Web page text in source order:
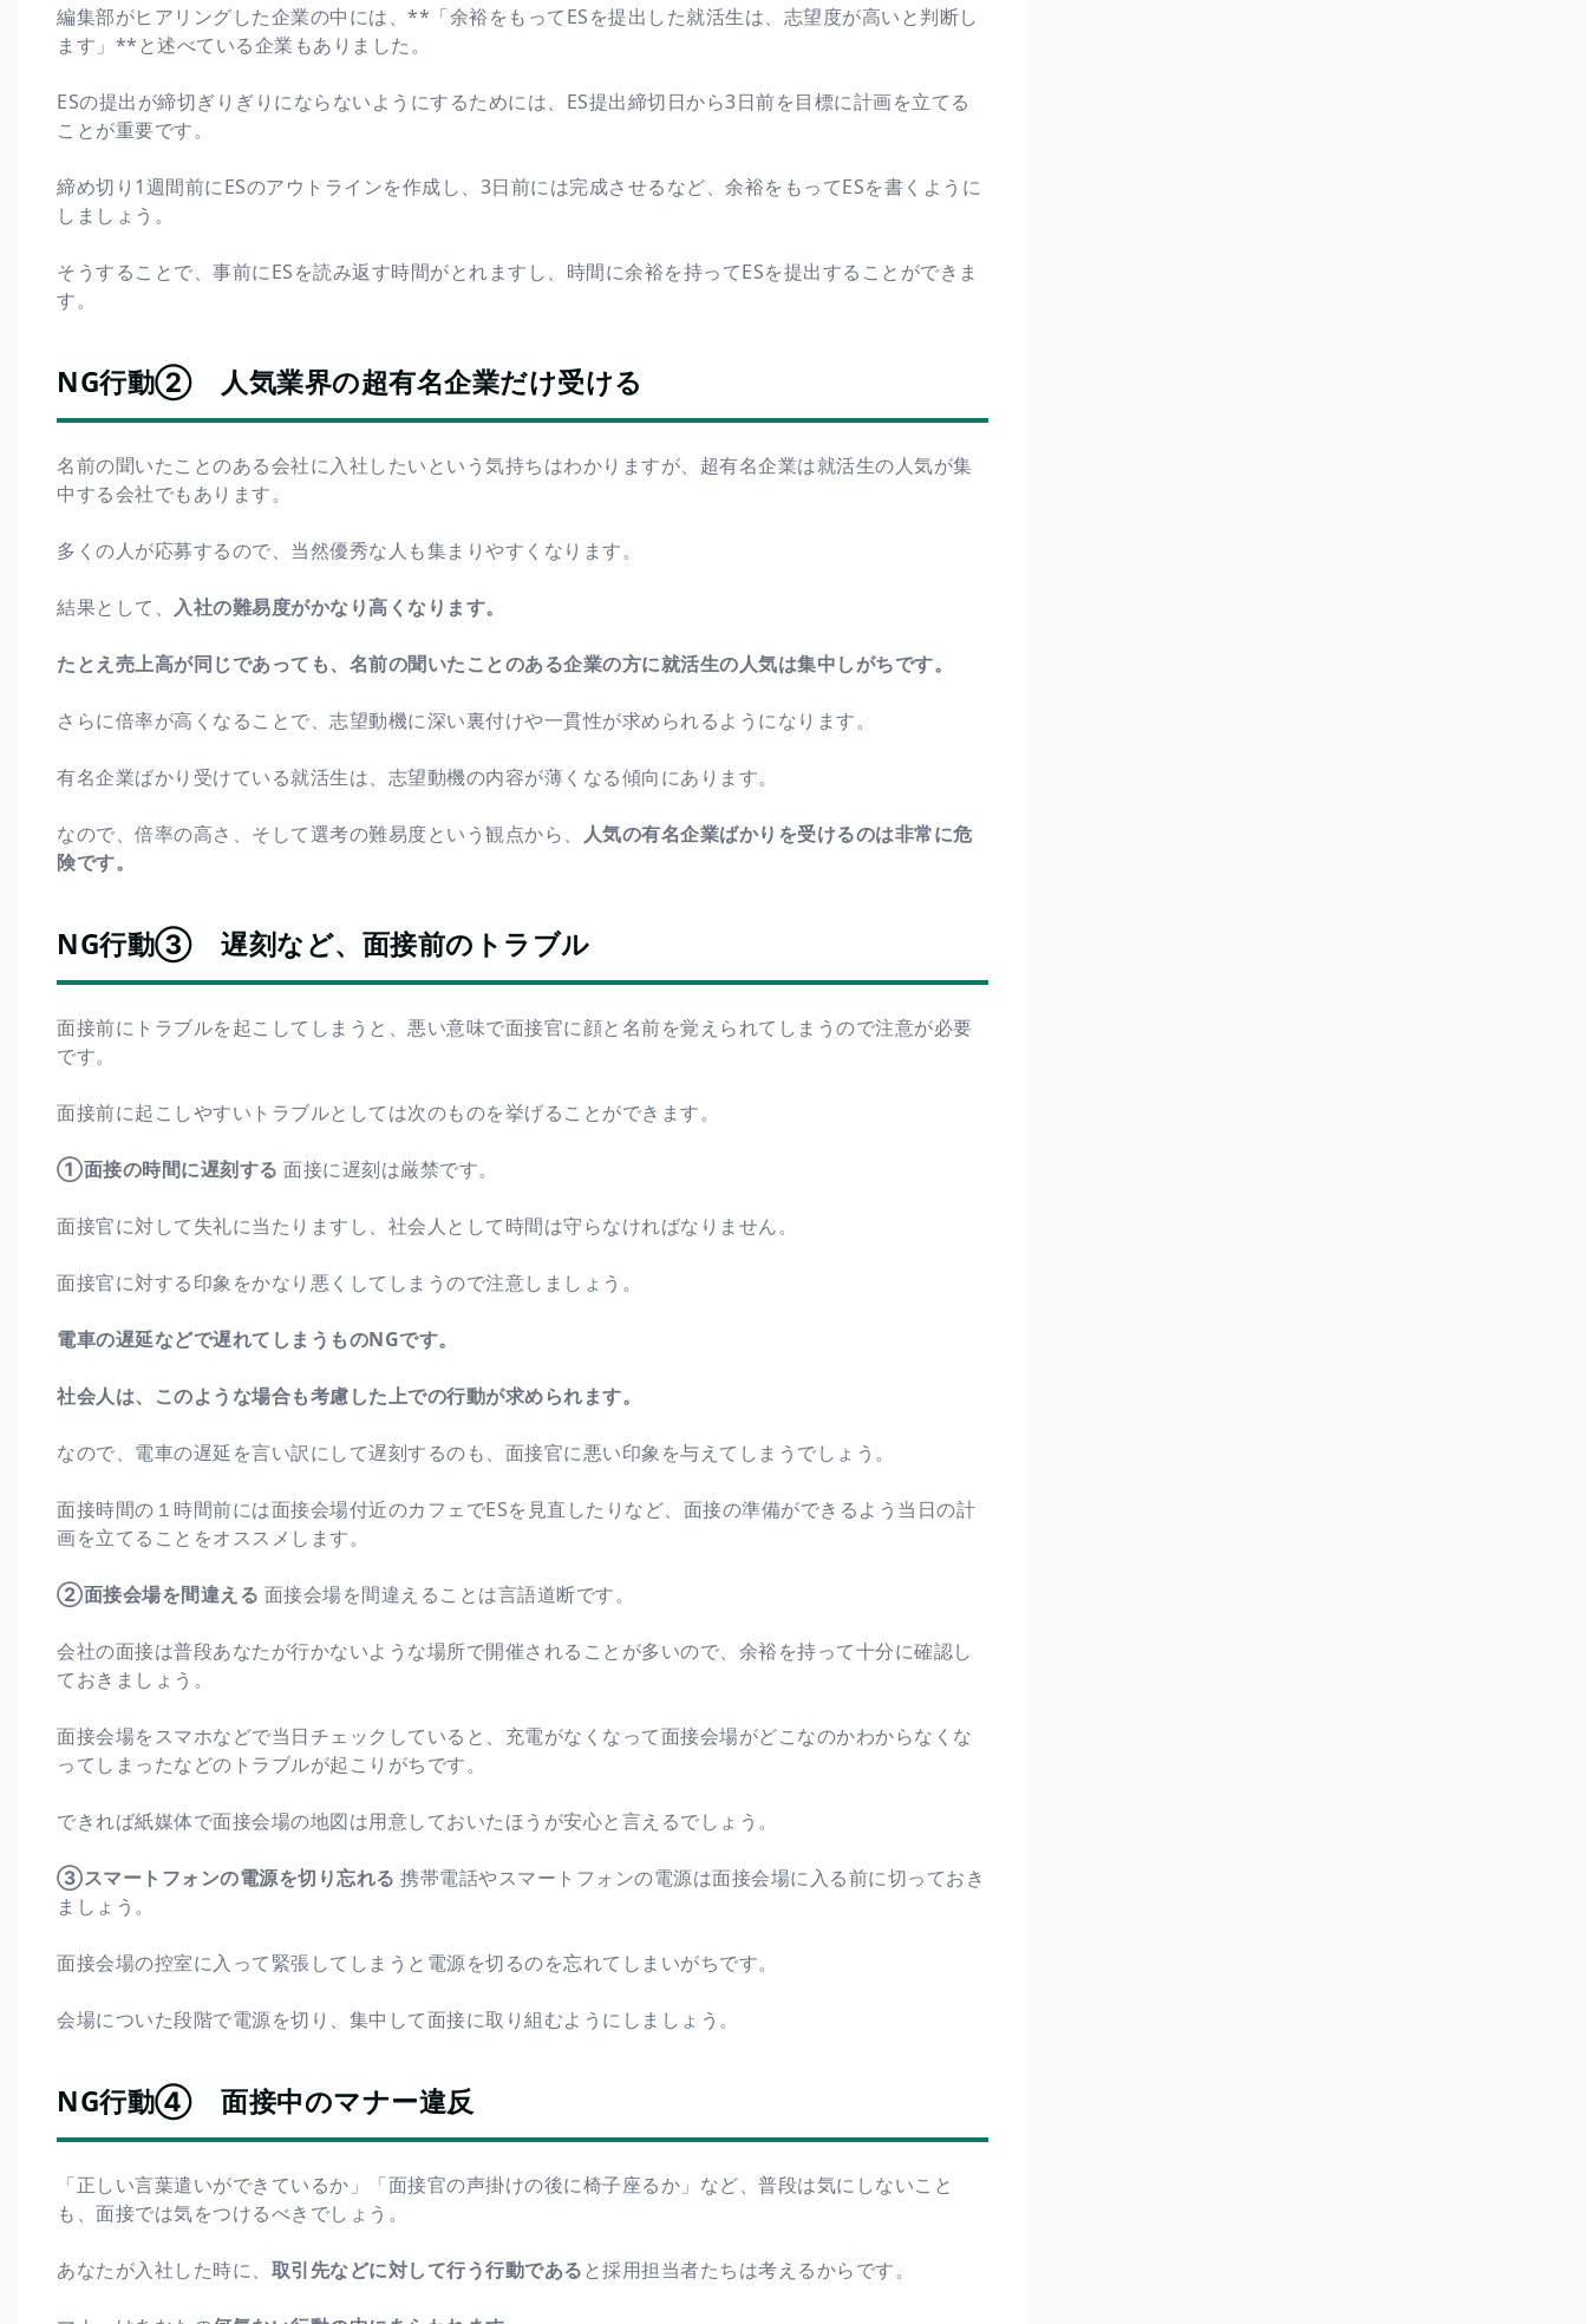
編集部がヒアリングした企業の中には、**「余裕をもってESを提出した就活生は、志望度が高いと判断し
ます」**と述べている企業もありました。
ESの提出が締切ぎりぎりにならないようにするためには、ES提出締切日から3日前を目標に計画を立てる
ことが重要です。
締め切り1週間前にESのアウトラインを作成し、3日前には完成させるなど、余裕をもってESを書くように
しましょう。
そうすることで、事前にESを読み返す時間がとれますし、時間に余裕を持ってESを提出することができま
す。
NG行動② 人気業界の超有名企業だけ受ける
名前の聞いたことのある会社に入社したいという気持ちはわかりますが、超有名企業は就活生の人気が集
中する会社でもあります。
多くの人が応募するので、当然優秀な人も集まりやすくなります。
結果として、 入社の難易度がかなり高くなります。
たとえ売上高が同じであっても、名前の聞いたことのある企業の方に就活生の人気は集中しがちです。
さらに倍率が高くなることで、志望動機に深い裏付けや一貫性が求められるようになります。
有名企業ばかり受けている就活生は、志望動機の内容が薄くなる傾向にあります。
なので、倍率の高さ、そして選考の難易度という観点から、
人気の有名企業ばかりを受けるのは非常に危
険です。
NG行動③ 遅刻など、面接前のトラブル
面接前にトラブルを起こしてしまうと、悪い意味で面接官に顔と名前を覚えられてしまうので注意が必要
です。
面接前に起こしやすいトラブルとしては次のものを挙げることができます。
①面接の時間に遅刻する 面接に遅刻は厳禁です。
面接官に対して失礼に当たりますし、社会人として時間は守らなければなりません。
面接官に対する印象をかなり悪くしてしまうので注意しましょう。
電車の遅延などで遅れてしまうものNGです。
社会人は、このような場合も考慮した上での行動が求められます。
なので、電車の遅延を言い訳にして遅刻するのも、面接官に悪い印象を与えてしまうでしょう。
面接時間の１時間前には面接会場付近のカフェでESを見直したりなど、面接の準備ができるよう当日の計
画を立てることをオススメします。
②面接会場を間違える 面接会場を間違えることは言語道断です。
会社の面接は普段あなたが行かないような場所で開催されることが多いので、余裕を持って十分に確認し
ておきましょう。
面接会場をスマホなどで当日チェックしていると、充電がなくなって面接会場がどこなのかわからなくな
ってしまったなどのトラブルが起こりがちです。
できれば紙媒体で面接会場の地図は用意しておいたほうが安心と言えるでしょう。
③スマートフォンの電源を切り忘れる 携帯電話やスマートフォンの電源は面接会場に入る前に切っておき
ましょう。
面接会場の控室に入って緊張してしまうと電源を切るのを忘れてしまいがちです。
会場についた段階で電源を切り、集中して面接に取り組むようにしましょう。
NG行動④ 面接中のマナー違反
「正しい言葉遣いができているか」「面接官の声掛けの後に椅子座るか」など、普段は気にしないこと
も、面接では気をつけるべきでしょう。
あなたが入社した時に、 取引先などに対して行う行動である と採用担当者たちは考えるからです。